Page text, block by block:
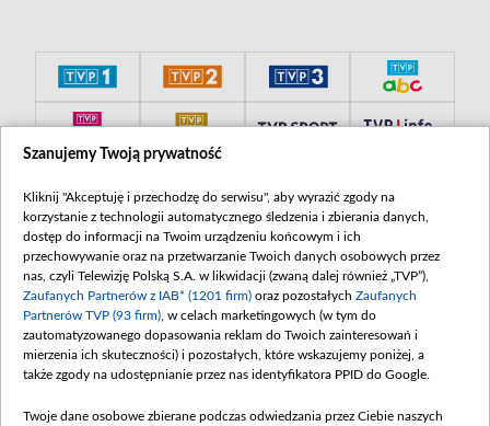
Szanujemy Twoją prywatność
Kliknij "Akceptuję i przechodzę do serwisu", aby wyrazić zgody na
korzystanie z technologii automatycznego śledzenia i zbierania danych,
dostęp do informacji na Twoim urządzeniu końcowym i ich
przechowywanie oraz na przetwarzanie Twoich danych osobowych przez
nas, czyli Telewizję Polską S.A. w likwidacji (zwaną dalej również „TVP”),
Zaufanych Partnerów z IAB* (1201 firm) oraz pozostałych Zaufanych
Partnerów TVP (93 firm) , w celach marketingowych (w tym do
zautomatyzowanego dopasowania reklam do Twoich zainteresowań i
mierzenia ich skuteczności) i pozostałych, które wskazujemy poniżej, a
także zgody na udostępnianie przez nas identyfikatora PPID do Google.
Twoje dane osobowe zbierane podczas odwiedzania przez Ciebie naszych